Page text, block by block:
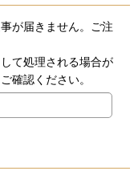
が届きません。ご注
て処理される場合が
確認ください。